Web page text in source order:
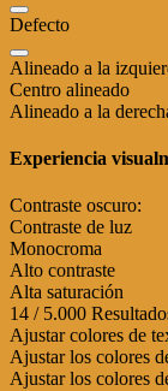
Defecto
Alineado a la
Centro alineado
Alineado a la
Experiencia
Contraste oscuro:
Contraste de luz
Monocroma
Alto contraste
Alta saturación
14 / 5.000
Ajustar colores de
Ajustar los colores
Ajustar los colores